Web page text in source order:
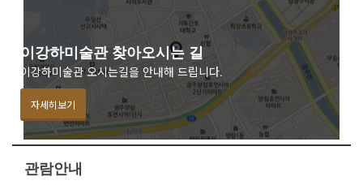
이강하미술관 찾아오시는 길
이강하미술관 오시는길을 안내해 드립니다.
자세히보기
관람안내